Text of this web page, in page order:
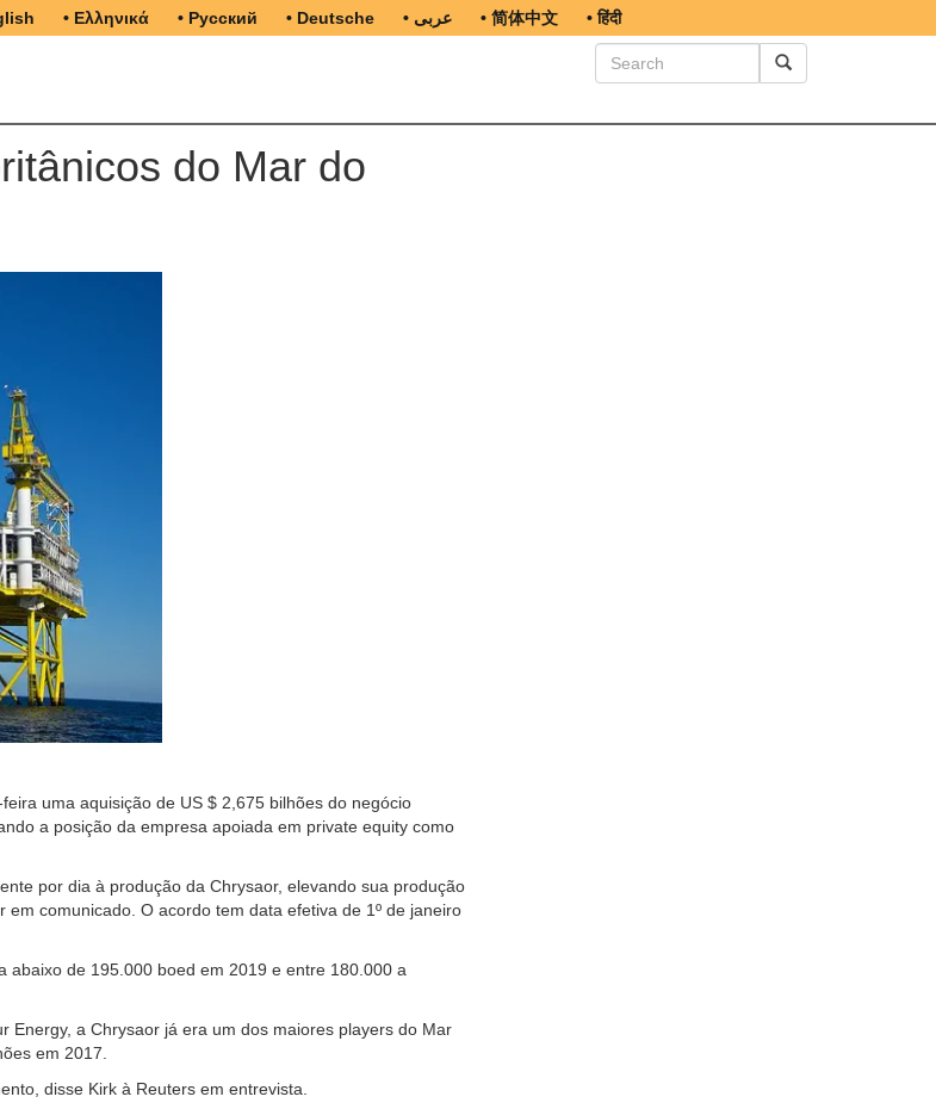
• Ελληνικά • Русский • Deutsche • عربى • 简体中文 • हिंदी
do Mar do
uma aquisição de US $ 2,675 bilhões do negócio
a posição da empresa apoiada em private equity como
por dia à produção da Chrysaor, elevando sua produção
comunicado. O acordo tem data efetiva de 1º de janeiro
abaixo de 195.000 boed em 2019 e entre 180.000 a
Energy, a Chrysaor já era um dos maiores players do Mar
em 2017.
disse Kirk à Reuters em entrevista.